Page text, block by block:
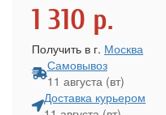
1 310 р.
Получить в г. Москва
Самовывоз
11 августа (вт)
Доставка курьером